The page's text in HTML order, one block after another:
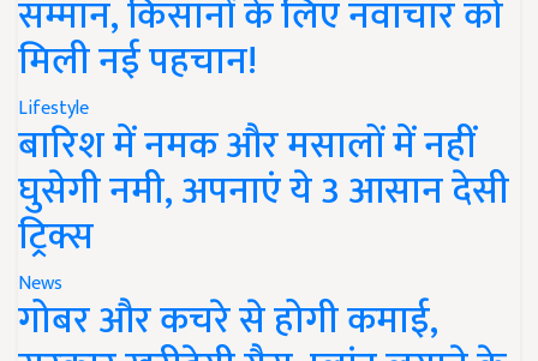
सम्मान, किसानों के लिए नवाचार को
मिली नई पहचान!
Lifestyle
बारिश में नमक और मसालों में नहीं
घुसेगी नमी, अपनाएं ये 3 आसान देसी
ट्रिक्स
News
गोबर और कचरे से होगी कमाई,